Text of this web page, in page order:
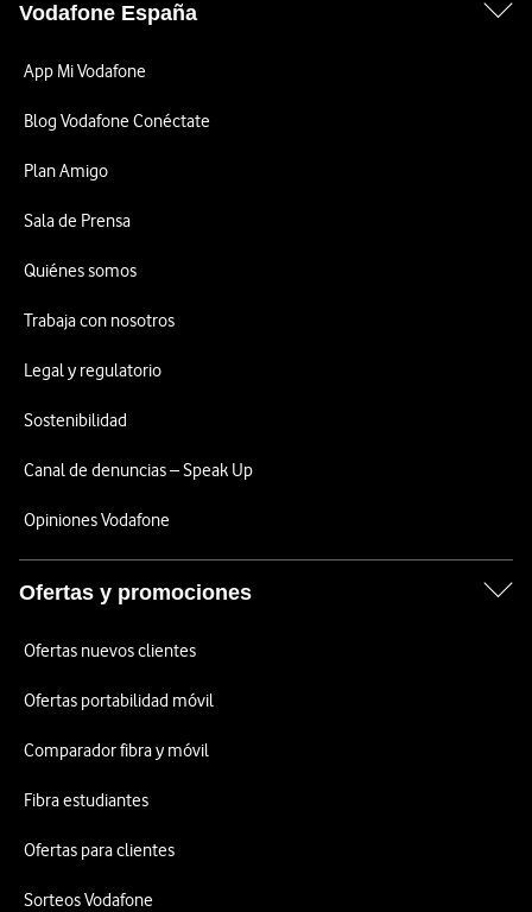
Vodafone España
App Mi Vodafone
Blog Vodafone Conéctate
Plan Amigo
Sala de Prensa
Quiénes somos
Trabaja con nosotros
Legal y regulatorio
Sostenibilidad
Canal de denuncias – Speak Up
Opiniones Vodafone
Ofertas y promociones
Ofertas nuevos clientes
Ofertas portabilidad móvil
Comparador fibra y móvil
Fibra estudiantes
Ofertas para clientes
Sorteos Vodafone